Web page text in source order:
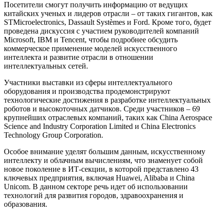
Посетители смогут получить информацию от ведущих
китайских ученых и лидеров отрасли – от таких гигантов, как
STMicroelectronics, Dassault Systèmes и Ford. Кроме того, будет
проведена дискуссия с участием руководителей компаний
Microsoft, IBM и Tencent, чтобы подробнее обсудить
коммерческое применение моделей искусственного
интеллекта и развитие отрасли в отношении
интеллектуальных сетей.
Участники выставки из сферы интеллектуального
оборудования и производства продемонстрируют
технологические достижения в разработке интеллектуальных
роботов и высокоточных датчиков. Среди участников – 69
крупнейших отраслевых компаний, таких как China Aerospace
Science and Industry Corporation Limited и China Electronics
Technology Group Corporation.
Особое внимание уделят большим данным, искусственному
интеллекту и облачным вычислениям, что знаменует собой
новое поколение в ИТ-секции, в которой представлено 43
ключевых предприятия, включая Huawei, Alibaba и China
Unicom. В данном секторе речь идет об использовании
технологий для развития городов, здравоохранения и
образования.